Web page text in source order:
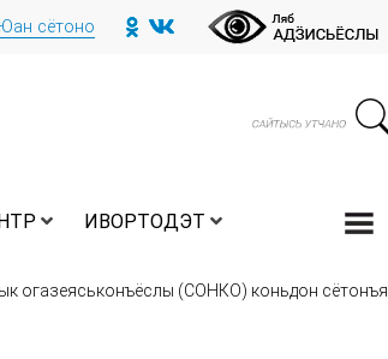
Юан сётоно
ИВОРТОДЭТ
огазеяськонъёслы (СОНКО) коньдон сётонъя